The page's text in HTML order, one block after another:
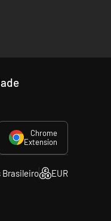
mar com mais
Chrome
Extension
Brasileiro EUR